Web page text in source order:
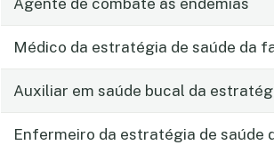
Médico da estratégia de saúde da
Auxiliar em saúde bucal da
Enfermeiro da estratégia de saúde